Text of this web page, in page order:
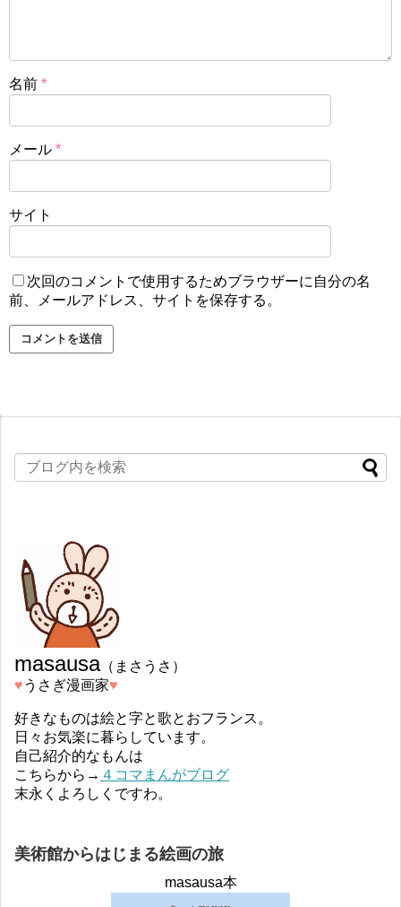
名前 *
メール *
サイト
次回のコメントで使用するためブラウザーに自分の名
前、メールアドレス、サイトを保存する。
masausa（まさうさ）
♥︎ うさぎ漫画家♥︎
好きなものは絵と字と歌とおフランス。
日々お気楽に暮らしています。
自己紹介的なもんは
こちらから→ ４コマまんがブログ
末永くよろしくですわ。
美術館からはじまる絵画の旅
masausa本